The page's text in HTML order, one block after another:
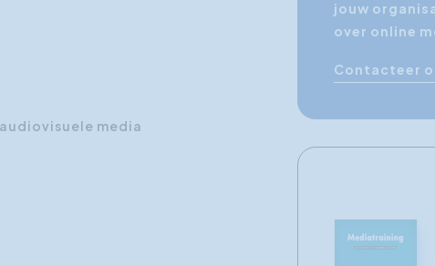
media
jouw
over online
Contacteer